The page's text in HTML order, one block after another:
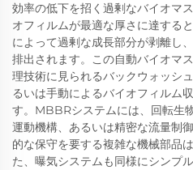
効率の低下を招く過剰なバイオマ
オフィルムが最適な厚さに達する
によって過剰な成長部分が剥離し
排出されます。この自動バイオマ
理技術に見られるバックウォッシ
るいは手動によるバイオフィルム
す。MBBRシステムには、回転生
運動機構、あるいは精密な流量制
的な保守を要する複雑な機械部品
た、曝気システムも同様にシンプ